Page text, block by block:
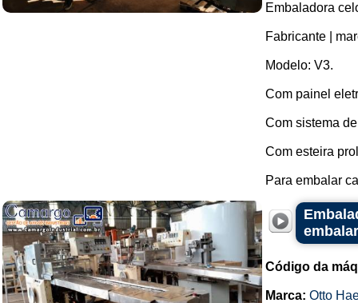
Embaladora
Fabricante |
Modelo: V3.
Com painel
Com sistema
Com esteira
Para embalar
Código da
Marca: Otto